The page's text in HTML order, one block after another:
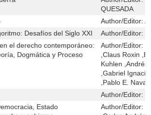
QUESADA
Author/Editor:
Desafíos del Siglo XXI
Author/Editor:
el derecho contemporáneo:
Dogmática y Proceso
Author/Editor:
,Claus Roxin
Kuhlen ,Andrés
,Gabriel
,Pablo E.
Author/Editor:
Estado
Author/Editor: